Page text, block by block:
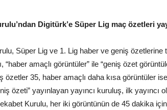
Digitürk’e Süper Lig maç özetleri
Süper Lig ve 1. Lig haber ve geniş özetlerine
“haber amaçlı görüntüler” ile “geniş özet
özetler 35, haber amaçlı daha kısa görüntüler
özeti” yayınlayan yayıncı kuruluş, ilk yayıncı
Kurulu, her iki görüntünün de 45 dakika